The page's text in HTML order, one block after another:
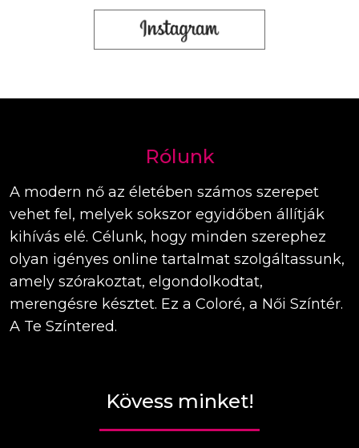
Rólunk
A modern nő az életében számos szerepet
vehet fel, melyek sokszor egyidőben állítják
kihívás elé. Célunk, hogy minden szerephez
olyan igényes online tartalmat szolgáltassunk,
amely szórakoztat, elgondolkodtat,
merengésre késztet. Ez a Coloré, a Női Színtér.
A Te Színtered.
Kövess minket!